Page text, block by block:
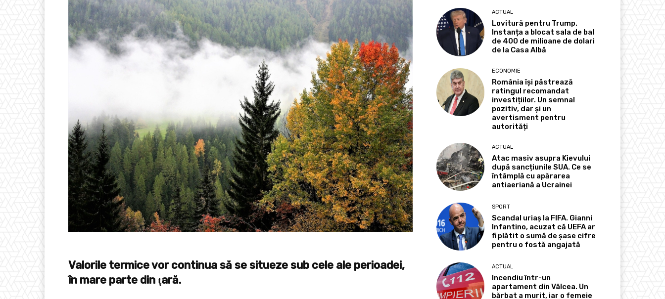
Valorile termice vor continua să se situeze sub cele ale perioadei,
în mare parte din ţară.
ACTUAL
Lovitură pentru Trump.
Instanța a blocat sala de bal
de 400 de milioane de dolari
de la Casa Albă
ECONOMIE
România își păstrează
ratingul recomandat
investițiilor. Un semnal
pozitiv, dar și un
avertisment pentru
autorități
ACTUAL
Atac masiv asupra Kievului
după sancțiunile SUA. Ce se
întâmplă cu apărarea
antiaeriană a Ucrainei
SPORT
Scandal uriaș la FIFA. Gianni
Infantino, acuzat că UEFA ar
fi plătit o sumă de șase cifre
pentru o fostă angajată
ACTUAL
Incendiu într-un
apartament din Vâlcea. Un
bărbat a murit, iar o femeie